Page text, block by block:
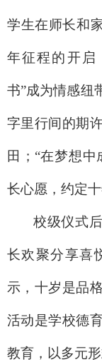
学生在师长和
年征程的开启
书”成为情感纽
字里行间的期
田；“在梦想
长心愿，约定
校级仪式
长欢聚分享喜
示，十岁是品
活动是学校德
教育，以多元